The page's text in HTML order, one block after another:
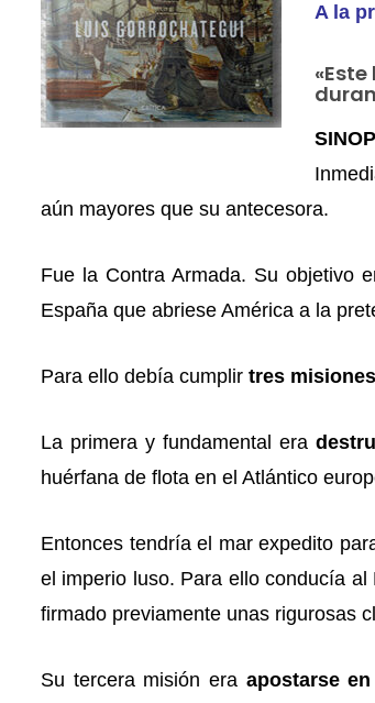
A la
aún mayores que su antecesora.
Fue la Contra Armada. Su objetivo
España que abriese América a la
Para ello debía cumplir tres
La primera y fundamental era
huérfana de flota en el Atlántico
Entonces tendría el mar expedito
el imperio luso. Para ello conducía
firmado previamente unas rigurosas
Su tercera misión era apostarse